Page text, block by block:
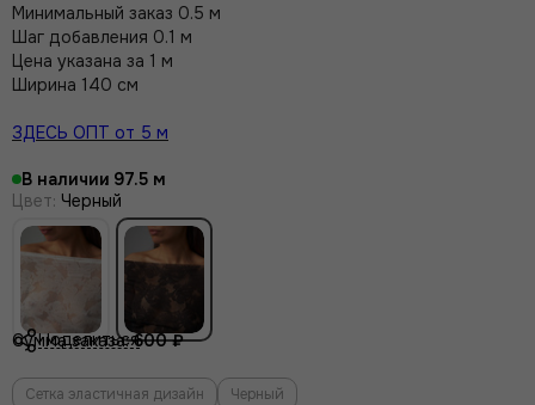
Минимальный заказ 0.5 м
Шаг добавления 0.1 м
Цена указана за 1 м
Ширина 140 см
ЗДЕСЬ ОПТ от 5 м
В наличии 97.5
Цвет: Черный
Сумма заказа:600 ₽
Поделиться
Сетка эластичная дизайн Черный